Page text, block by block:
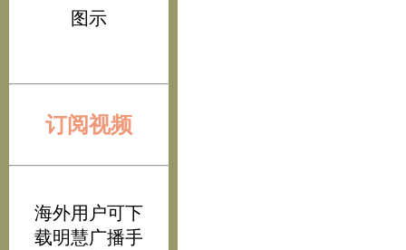
图示
订阅视频
海外用户可下
载明慧广播手